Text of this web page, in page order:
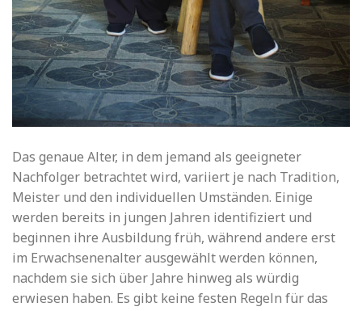
Das genaue Alter, in dem jemand als geeigneter
Nachfolger betrachtet wird, variiert je nach Tradition,
Meister und den individuellen Umständen. Einige
werden bereits in jungen Jahren identifiziert und
beginnen ihre Ausbildung früh, während andere erst
im Erwachsenenalter ausgewählt werden können,
nachdem sie sich über Jahre hinweg als würdig
erwiesen haben. Es gibt keine festen Regeln für das